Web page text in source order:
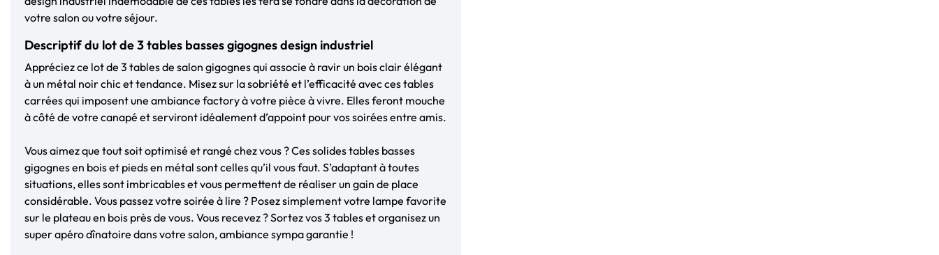
votre salon ou votre séjour.
Descriptif du lot de 3 tables basses gigognes design industriel
Appréciez ce lot de 3 tables de salon gigognes qui associe à ravir un bois clair élégant
à un métal noir chic et tendance. Misez sur la sobriété et l’efficacité avec ces tables
carrées qui imposent une ambiance factory à votre pièce à vivre. Elles feront mouche
à côté de votre canapé et serviront idéalement d’appoint pour vos soirées entre amis.
Vous aimez que tout soit optimisé et rangé chez vous ? Ces solides tables basses
gigognes en bois et pieds en métal sont celles qu’il vous faut. S’adaptant à toutes
situations, elles sont imbricables et vous permettent de réaliser un gain de place
considérable. Vous passez votre soirée à lire ? Posez simplement votre lampe favorite
sur le plateau en bois près de vous. Vous recevez ? Sortez vos 3 tables et organisez un
super apéro dînatoire dans votre salon, ambiance sympa garantie !